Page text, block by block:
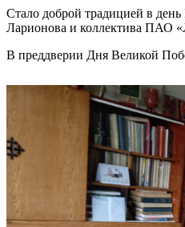
Стало доброй традицией в
Ларионова и коллектива ПАО
В преддверии Дня Великой